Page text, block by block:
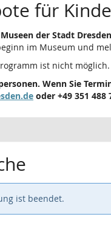
für
der Stadt Dresden
im Museum und
ist nicht möglich.
Wenn Sie
oder +49 351 488
ist beendet.